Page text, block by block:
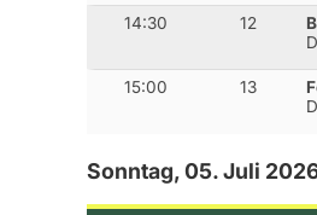
14:30 12
15:00 13
Sonntag, 05. Juli